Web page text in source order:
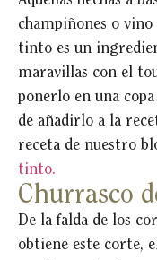
champiñones o
tinto es un
maravillas con el
ponerlo en una
de añadirlo a la
receta de nuestro
tinto.
Churrasco
De la falda de los
obtiene este corte,